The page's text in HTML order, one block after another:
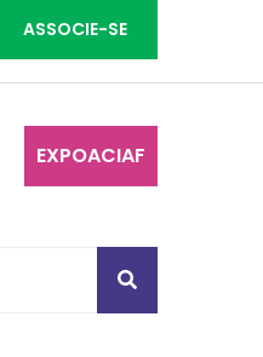
ASSOCIE-SE
EXPOACIAF